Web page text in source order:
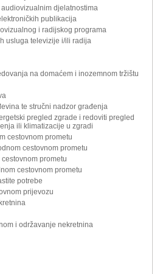
djelatnostima
publikacija
i radijskog programa
usluga televizije i/ili radija
na domaćem i inozemnom tržištu
te stručni nadzor građenja
pregled zgrade i redoviti pregled
ili klimatizacije u zgradi
cestovnom prometu
cestovnom prometu
prometu
cestovnom prometu
potrebe
prijevozu
i održavanje nekretnina